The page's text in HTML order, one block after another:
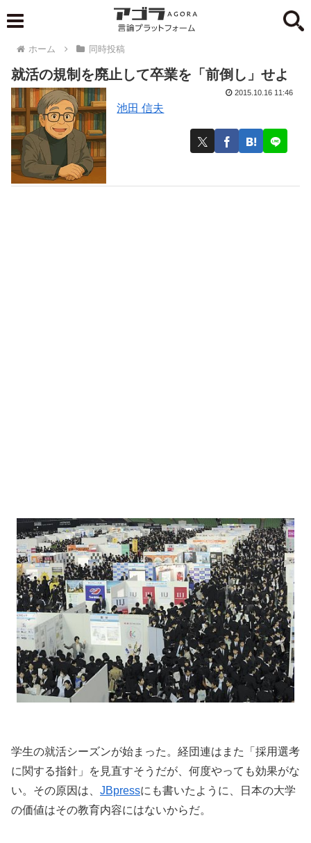
ホーム 同時投稿
就活の規制を廃止して卒業を「前倒し」せよ
池田 信夫
2015.10.16 11:46
学生の就活シーズンが始まった。経団連はまた「採用選考
に関する指針」を見直すそうだが、何度やっても効果がな
い。その原因は、 JBpressにも書いたように、日本の大学
の価値はその教育内容にはないからだ。